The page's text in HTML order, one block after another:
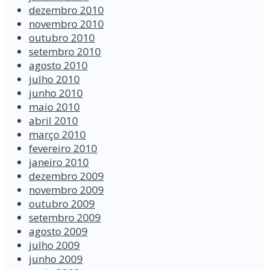
dezembro 2010
novembro 2010
outubro 2010
setembro 2010
agosto 2010
julho 2010
junho 2010
maio 2010
abril 2010
março 2010
fevereiro 2010
janeiro 2010
dezembro 2009
novembro 2009
outubro 2009
setembro 2009
agosto 2009
julho 2009
junho 2009